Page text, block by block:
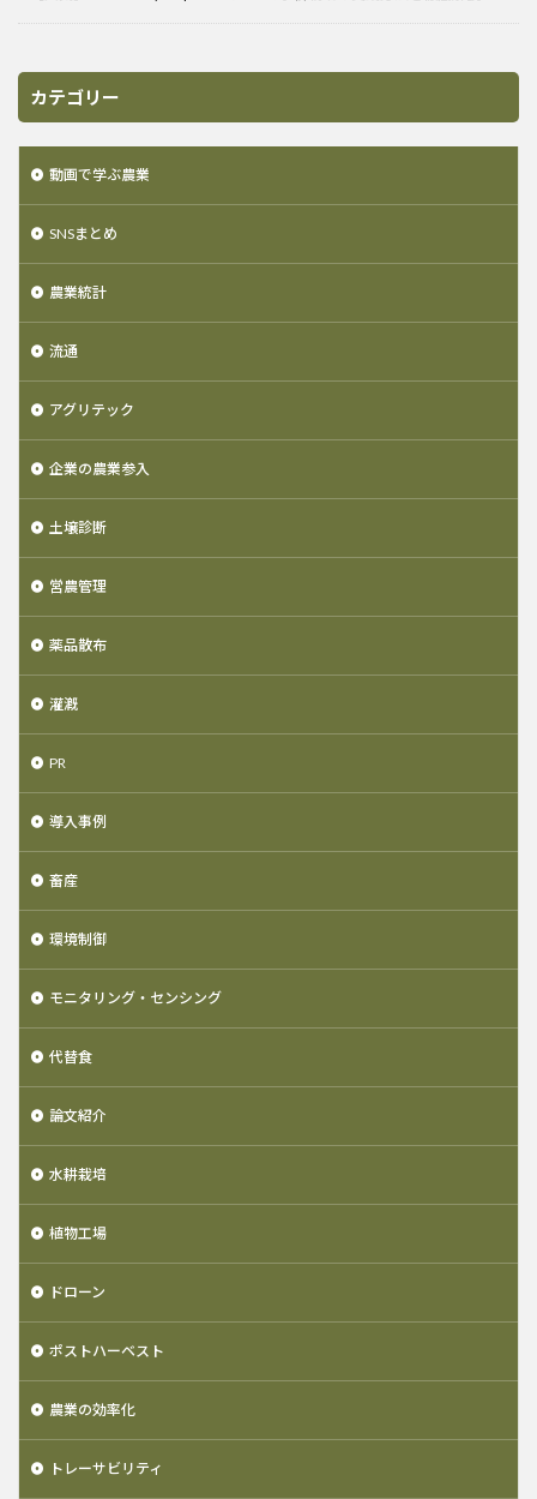
カテゴリー
動画で学ぶ農業
SNSまとめ
農業統計
流通
アグリテック
企業の農業参入
土壌診断
営農管理
薬品散布
灌漑
PR
導入事例
畜産
環境制御
モニタリング・センシング
代替食
論文紹介
水耕栽培
植物工場
ドローン
ポストハーベスト
農業の効率化
トレーサビリティ